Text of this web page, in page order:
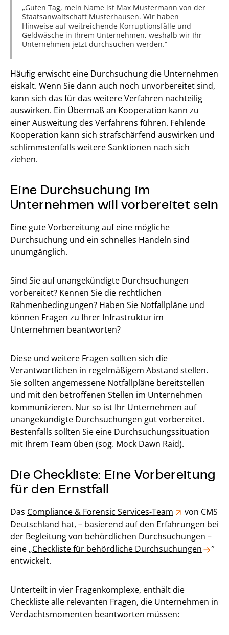
Guten Tag, mein Name ist Max Mustermann von der
Staatsanwaltschaft Musterhausen. Wir haben
Hinweise auf weitreichende Korruptionsfälle und
Geldwäsche in Ihrem Unternehmen, weshalb wir Ihr
Unternehmen jetzt durchsuchen werden.
Häufig erwischt eine Durchsuchung die Unternehmen
eiskalt. Wenn Sie dann auch noch unvorbereitet sind,
kann sich das für das weitere Verfahren nachteilig
auswirken. Ein Übermaß an Kooperation kann zu
einer Ausweitung des Verfahrens führen. Fehlende
Kooperation kann sich strafschärfend auswirken und
schlimmstenfalls weitere Sanktionen nach sich
ziehen.
Eine Durchsuchung im
Unternehmen will vorbereitet sein
Eine gute Vorbereitung auf eine mögliche
Durchsuchung und ein schnelles Handeln sind
unumgänglich.
Sind Sie auf unangekündigte Durchsuchungen
vorbereitet? Kennen Sie die rechtlichen
Rahmenbedingungen? Haben Sie Notfallpläne und
können Fragen zu Ihrer Infrastruktur im
Unternehmen beantworten?
Diese und weitere Fragen sollten sich die
Verantwortlichen in regelmäßigem Abstand stellen.
Sie sollten angemessene Notfallpläne bereitstellen
und mit den betroffenen Stellen im Unternehmen
kommunizieren. Nur so ist Ihr Unternehmen auf
unangekündigte Durchsuchungen gut vorbereitet.
Bestenfalls sollten Sie eine Durchsuchungssituation
mit Ihrem Team üben (sog. Mock Dawn Raid).
Die Checkliste: Eine Vorbereitung
für den Ernstfall
Das Compliance & Forensic Services-Team
von CMS
Deutschland hat, – basierend auf den Erfahrungen bei
der Begleitung von behördlichen Durchsuchungen –
eine „Checkliste für behördliche Durchsuchungen
″
entwickelt.
Unterteilt in vier Fragenkomplexe, enthält die
Checkliste alle relevanten Fragen, die Unternehmen in
Verdachtsmomenten beantworten müssen: